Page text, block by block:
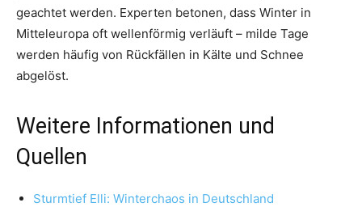
geachtet werden. Experten betonen, dass Winter in
Mitteleuropa oft wellenförmig verläuft – milde Tage
werden häufig von Rückfällen in Kälte und Schnee
abgelöst.
Weitere Informationen und
Quellen
Sturmtief Elli: Winterchaos in Deutschland